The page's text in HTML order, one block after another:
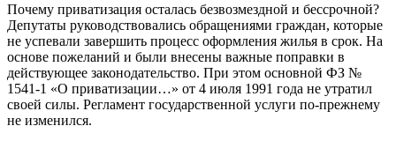
Почему приватизация осталась безвозмездной и бессрочной?
Депутаты руководствовались обращениями граждан, которые
не успевали завершить процесс оформления жилья в срок. На
основе пожеланий и были внесены важные поправки в
действующее законодательство. При этом основной ФЗ №
1541-1 «О приватизации…» от 4 июля 1991 года не утратил
своей силы. Регламент государственной услуги по-прежнему
не изменился.